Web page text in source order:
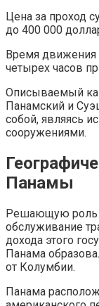
Цена за проход
до 400 000
Время движения
четырех часов
Описываемый
Панамский и
собой, являясь
сооружениями.
Панамы
Решающую роль
обслуживание
дохода этого
Панама
от Колумбии.
Панама